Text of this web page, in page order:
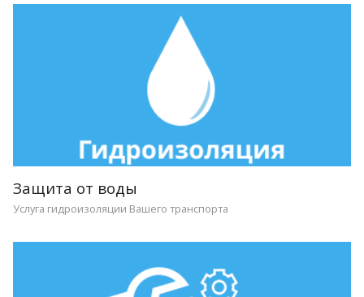
Защита от воды
Услуга гидроизоляции Вашего транспорта